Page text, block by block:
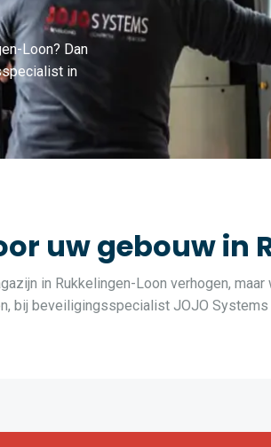
Loon? Dan
in
uw gebouw in
in Rukkelingen-Loon verhogen,
bij beveiligingsspecialist JOJO Systems